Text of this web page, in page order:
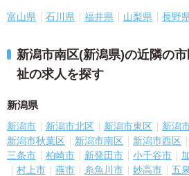
富山県 石川県 福井県 山梨県 長野
新潟市南区(新潟県)の近隣の
祉の求人を探す
新潟県
新潟市 新潟市北区 新潟市東区 新潟
新潟市秋葉区
新潟市南区 新潟市西区
三条市
柏崎市 新発田市 小千谷市
村上市
燕市 糸魚川市 妙高市 五